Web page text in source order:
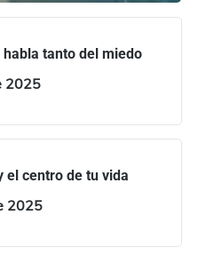
habla tanto del miedo
2025
el centro de tu vida
2025